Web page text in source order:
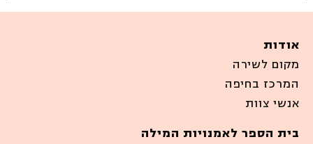
אודות
מקום לשירה
המרכז בחיפה
אנשי צוות
בית הספר לאמנויות המילה